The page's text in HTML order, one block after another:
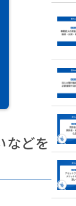
などを